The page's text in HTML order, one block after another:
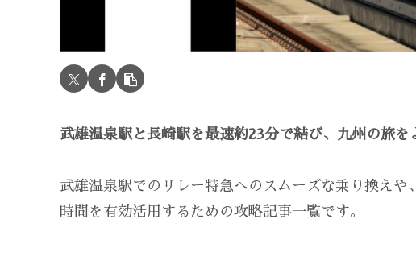
武雄温泉駅と長崎駅を最速約23分で結び、九州の旅を
武雄温泉駅でのリレー特急へのスムーズな乗り換え
時間を有効活用するための攻略記事一覧です。